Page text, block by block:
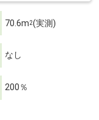
70.6m2(実測)
なし
200％